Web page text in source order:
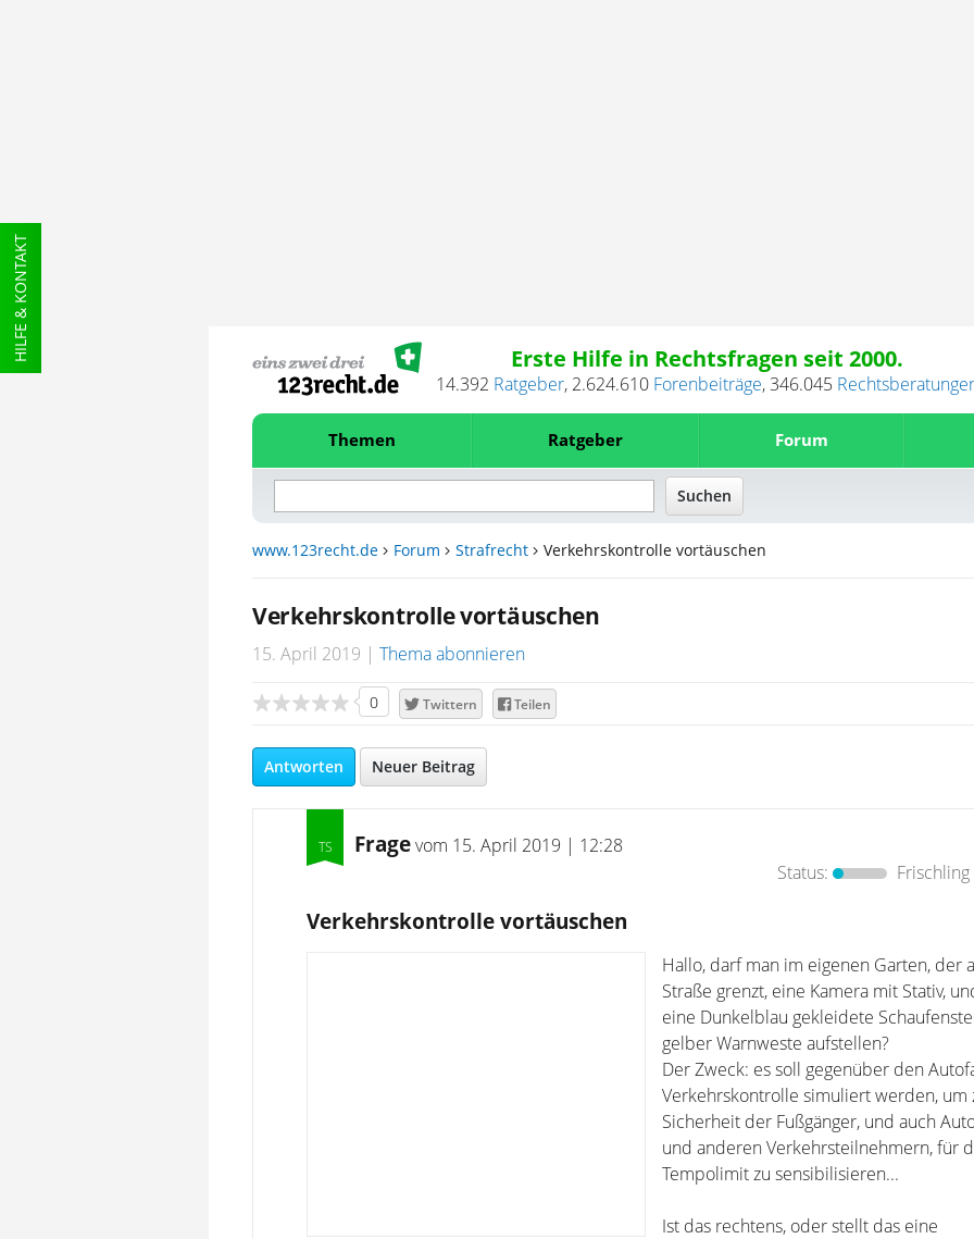
HILFE & KONTAKT Erste Hilfe in Rechtsfragen seit 2000.
14.392 Ratgeber, 2.624.610 Forenbeiträge,346.045
Themen Ratgeber Forum
www.123recht.de Forum Strafrecht Verkehrskontrolle vortäuschen
Verkehrskontrolle vortäuschen
15. April 2019 Thema abonnieren
0 Twittern Teilen
Antworten Neuer Beitrag
Fragevom 15. April 2019 | 12:28
Status:
Frischling
Verkehrskontrolle vortäuschen
Hallo, darf man im eigenen Garten, der
Straße grenzt, eine Kamera mit Stativ,
eine Dunkelblau gekleidete
gelber Warnweste aufstellen?
Der Zweck: es soll gegenüber den
Verkehrskontrolle simuliert werden, um
Sicherheit der Fußgänger, und auch
und anderen Verkehrsteilnehmern, für
Tempolimit zu sensibilisieren...
Ist das rechtens, oder stellt das eine